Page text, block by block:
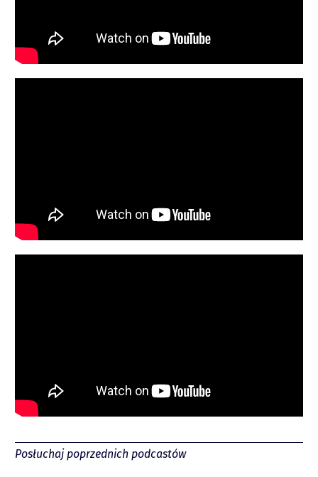
piotrek.zajac@pm.me
Posłuchaj poprzednich podcastów